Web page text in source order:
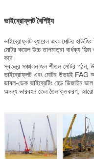
ভাইব্রোফ্লট বৈশিষ্ট্য
ভাইব্রোফ্লট ব্যারেল এবং মোটর
মোটর কয়েল উচ্চ তাপমাত্রা বার্ধক্য
করে
স্বতন্ত্র সঞ্চালন জল শীতল মোটর গঠন,
ভাইব্রোফ্লট এবং মোটর উভয়ই FAG
ডাবল-ডেক ভাইব্রেটিং হেড ডিজাইন
অনন্য ভারবহন তেল তৈলাক্তকরণ,